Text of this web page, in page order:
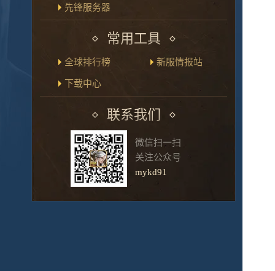
先锋服务器
常用工具
全球排行榜 新服情报站
下载中心
联系我们
微信扫一扫
关注公众号
mykd91